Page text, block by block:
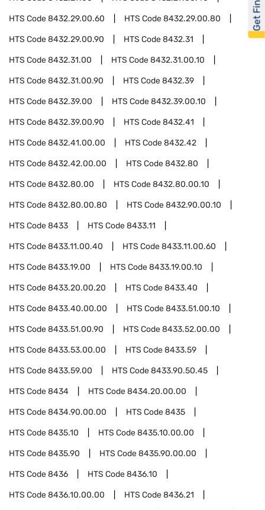
HTS Code8432.29.00.60 HTS Code8432.29.00.80
HTS Code8432.29.00.90 HTS Code8432.31
HTS Code8432.31.00 HTS Code8432.31.00.10
HTS Code8432.31.00.90 HTS Code8432.39
HTS Code8432.39.00 HTS Code8432.39.00.10
HTS Code8432.39.00.90 HTS Code8432.41
HTS Code8432.41.00.00 HTS Code8432.42
HTS Code8432.42.00.00 HTS Code8432.80
HTS Code8432.80.00 HTS Code8432.80.00.10
HTS Code8432.80.00.80 HTS Code8432.90.00.10
HTS Code8433 HTS Code8433.11
HTS Code8433.11.00.40 HTS Code8433.11.00.60
HTS Code8433.19.00 HTS Code8433.19.00.10
HTS Code8433.20.00.20 HTS Code8433.40
HTS Code8433.40.00.00 HTS Code8433.51.00.10
HTS Code8433.51.00.90 HTS Code8433.52.00.00
HTS Code8433.53.00.00 HTS Code8433.59
HTS Code8433.59.00 HTS Code8433.90.50.45
HTS Code8434 HTS Code8434.20.00.00
HTS Code8434.90.00.00 HTS Code8435
HTS Code8435.10 HTS Code8435.10.00.00
HTS Code8435.90 HTS Code8435.90.00.00
HTS Code8436 HTS Code8436.10
HTS Code8436.10.00.00 HTS Code8436.21